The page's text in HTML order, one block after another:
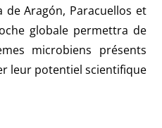
de Aragón, Paracuellos et
globale permettra de
microbiens présents
leur potentiel scientifique